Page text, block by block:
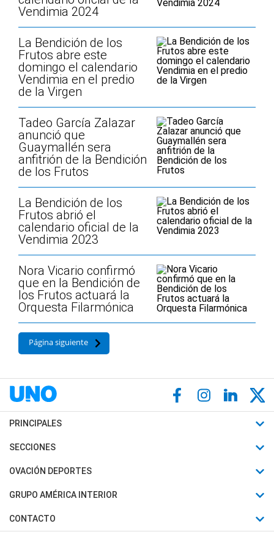
Vendimia 2024
La Bendición de los
Frutos abre este
domingo el calendario
Vendimia en el predio
de la Virgen
Tadeo García Zalazar
anunció que
Guaymallén sera
anfitrión de la Bendición
de los Frutos
La Bendición de los
Frutos abrió el
calendario oficial de la
Vendimia 2023
Nora Vicario confirmó
que en la Bendición de
los Frutos actuará la
Orquesta Filarmónica
Página siguiente
PRINCIPALES
Últimas Noticias
Política
Judiciales
SECCIONES
Horóscopo
Motores
Trucos caseros
OVACIÓN DEPORTES
Fútbol
Mundial
Automovilismo
GRUPO AMÉRICA INTERIOR
Canal 7 en Vivo
CONTACTO